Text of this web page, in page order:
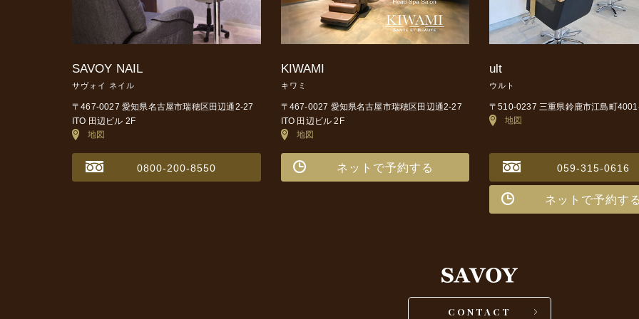
SAVOY NAIL
サヴォイ ネイル
〒467-0027 愛知県名古屋市瑞穂区田辺通2-27
ITO 田辺ビル 2F
地図
0800-200-8550
KIWAMI
キワミ
〒467-0027 愛知県名古屋市瑞穂区田辺通2-27
ITO 田辺ビル 2F
地図
ネットで予約する
ult
ウルト
〒510-0237 三重県鈴鹿市江島町
地図
059-315-0616
ネットで予約す
CONTACT